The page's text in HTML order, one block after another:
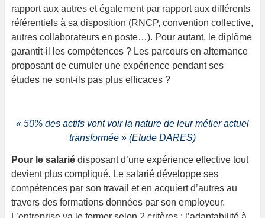
rapport aux autres et également par rapport aux différents
référentiels à sa disposition (RNCP, convention collective,
autres collaborateurs en poste…). Pour autant, le diplôme
garantit-il les compétences ? Les parcours en alternance
proposant de cumuler une expérience pendant ses
études ne sont-ils pas plus efficaces ?
« 50% des actifs vont voir la nature de leur métier actuel
transformée » (Etude DARES)
Pour le salariédisposant d’une expérience effective tout
devient plus compliqué. Le salarié développe ses
compétences par son travail et en acquiert d’autres au
travers des formations données par son employeur.